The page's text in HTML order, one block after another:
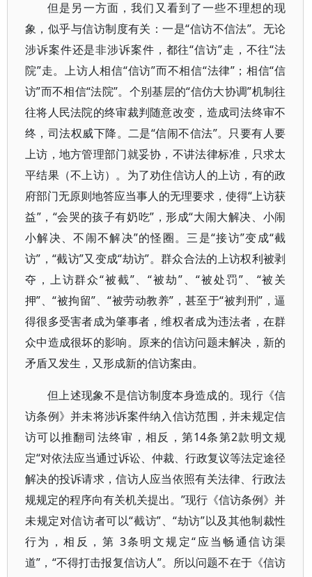
但是另一方面，我们又看到了一些不理想的现
象，似乎与信访制度有关：一是“信访不信法”。无论
涉诉案件还是非涉诉案件，都往“信访”走，不往“法
院”走。上访人相信“信访”而不相信“法律”；相信“信
访”而不相信“法院”。个别基层的“信仿大协调”机制往
往将人民法院的终审裁判随意改变，造成司法终审不
终，司法权威下降。二是“信闹不信法”。只要有人要
上访，地方管理部门就妥协，不讲法律标准，只求太
平结果（不上访）。为了劝住信访人的上访，有的政
府部门无原则地答应当事人的无理要求，使得“上访获
益”，“会哭的孩子有奶吃”，形成“大闹大解决、小闹
小解决、不闹不解决”的怪圈。三是“接访”变成“截
访”，“截访”又变成“劫访”。群众合法的上访权利被剥
夺，上访群众“被截”、“被劫”、“被处罚”、“被关
押”、“被拘留”、“被劳动教养”，甚至于“被判刑”，逼
得很多受害者成为肇事者，维权者成为违法者，在群
众中造成很坏的影响。原来的信访问题未解决，新的
矛盾又发生，又形成新的信访案由。
但上述现象不是信访制度本身造成的。现行《信
访条例》并未将涉诉案件纳入信访范围，并未规定信
访可以推翻司法终审，相反，第14条第2款明文规
定“对依法应当通过诉讼、仲裁、行政复议等法定途径
解决的投诉请求，信访人应当依照有关法律、行政法
规规定的程序向有关机关提出。”现行《信访条例》并
未规定对信访者可以“截访”、“劫访”以及其他制裁性
行为，相反，第 3条明文规定“应当畅通信访渠
道”，“不得打击报复信访人”。所以问题不在于《信访